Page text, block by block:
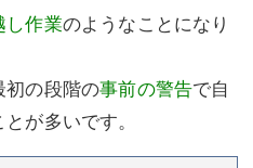
し作業のようなことになり
初の段階の事前の警告で自
が多いです。